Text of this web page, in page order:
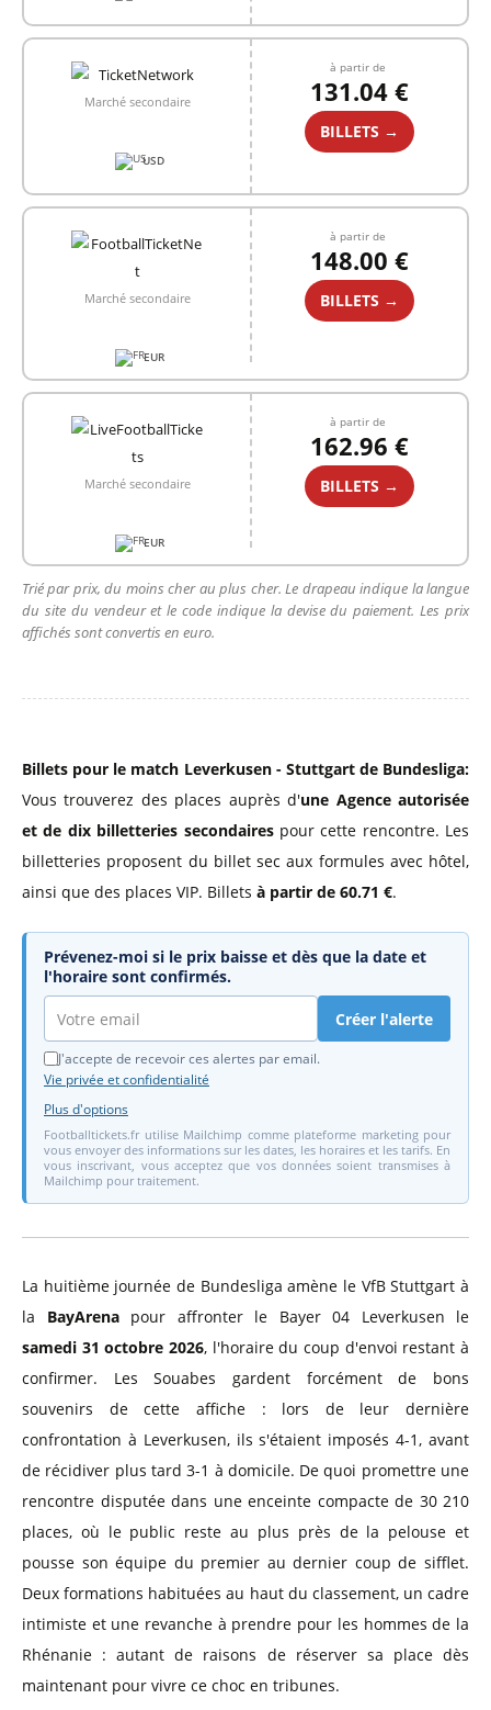
Marché secondaire
USD
à partir de
131.04 €
BILLETS →
Marché secondaire
EUR
à partir de
148.00 €
BILLETS →
Marché secondaire
EUR
à partir de
162.96 €
BILLETS →
Trié par prix, du moins cher au plus cher. Le drapeau indique la langue
du site du vendeur et le code indique la devise du paiement. Les prix
affichés sont convertis en euro.
Billets pour le match Leverkusen - Stuttgart de Bundesliga:
Vous trouverez des places auprès d'une Agence autorisée
et de dix billetteries secondairespour cette rencontre. Les
billetteries proposent du billet sec aux formules avec hôtel,
ainsi que des places VIP. Billets à partir de 60.71 €.
Prévenez-moi si le prix baisse et dès que la date et
l'horaire sont confirmés.
Créer l'alerte
J'accepte de recevoir ces alertes par email.
Vie privée et confidentialité
Plus d'options
Footballtickets.fr utilise Mailchimp comme plateforme marketing pour
vous envoyer des informations sur les dates, les horaires et les tarifs. En
vous inscrivant, vous acceptez que vos données soient transmises à
Mailchimp pour traitement.
La huitième journée de Bundesliga amène le VfB Stuttgart à
la BayArenapour affronter le Bayer 04 Leverkusen le
samedi 31 octobre 2026, l'horaire du coup d'envoi restant à
confirmer. Les Souabes gardent forcément de bons
souvenirs de cette affiche : lors de leur dernière
confrontation à Leverkusen, ils s'étaient imposés 4-1, avant
de récidiver plus tard 3-1 à domicile. De quoi promettre une
rencontre disputée dans une enceinte compacte de 30 210
places, où le public reste au plus près de la pelouse et
pousse son équipe du premier au dernier coup de sifflet.
Deux formations habituées au haut du classement, un cadre
intimiste et une revanche à prendre pour les hommes de la
Rhénanie : autant de raisons de réserver sa place dès
maintenant pour vivre ce choc en tribunes.